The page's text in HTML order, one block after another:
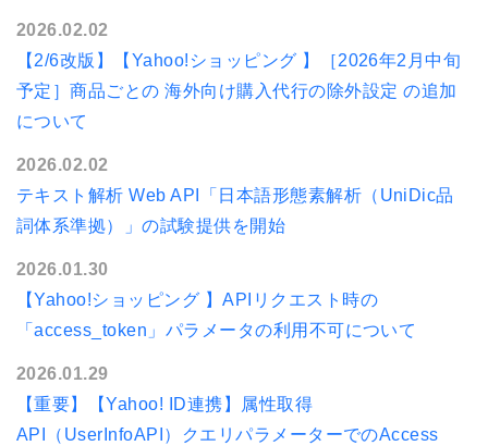
2026.02.02
【2/6改版】【Yahoo!ショッピング 】［2026年2月中旬
予定］商品ごとの 海外向け購入代行の除外設定 の追加
について
2026.02.02
テキスト解析 Web API「日本語形態素解析（UniDic品
詞体系準拠）」の試験提供を開始
2026.01.30
【Yahoo!ショッピング 】APIリクエスト時の
「access_token」パラメータの利用不可について
2026.01.29
【重要】【Yahoo! ID連携】属性取得
API（UserInfoAPI）クエリパラメーターでのAccess